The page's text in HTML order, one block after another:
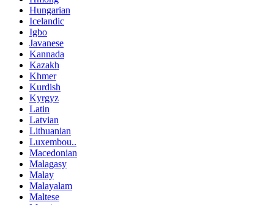
Hungarian
Icelandic
Igbo
Javanese
Kannada
Kazakh
Khmer
Kurdish
Kyrgyz
Latin
Latvian
Lithuanian
Luxembou..
Macedonian
Malagasy
Malay
Malayalam
Maltese